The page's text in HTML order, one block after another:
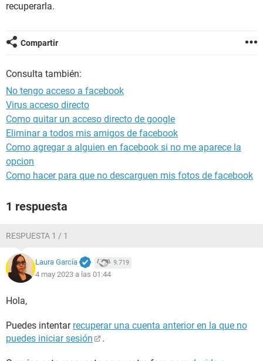
recuperarla.
Compartir
Consulta también:
No tengo acceso a facebook
Virus acceso directo
Como quitar un acceso directo de google
Eliminar a todos mis amigos de facebook
Como agregar a alguien en facebook si no me aparece la
opcion
Como hacer para que no descarguen mis fotos de facebook
1 respuesta
RESPUESTA 1 / 1
Laura García 9.719
4 may 2023 a las 01:44
Hola,
Puedes intentar recuperar una cuenta anterior en la que no
puedes iniciar sesión
.